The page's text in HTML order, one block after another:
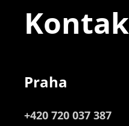
Praha
+420 720 037 387